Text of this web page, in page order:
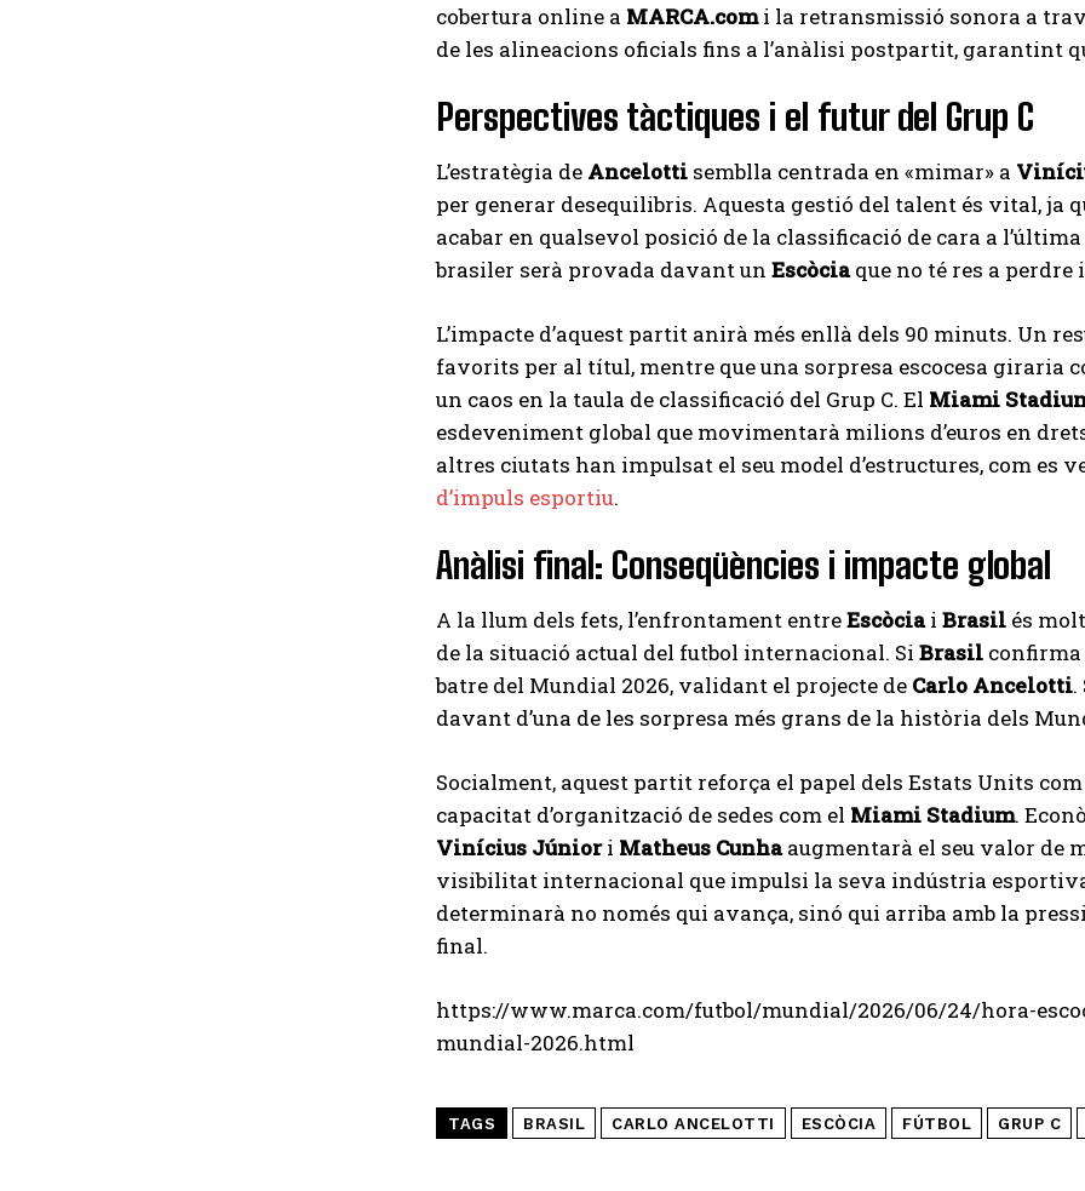
cobertura online a MARCA.comi la retransmissió sonora a
de les alineacions oficials fins a l’anàlisi postpartit, garantint
Perspectives tàctiques i el futur del Grup C
L’estratègia de Ancelotti semblla centrada en «mimar» a
per generar desequilibris. Aquesta gestió del talent és vital, ja
acabar en qualsevol posició de la classificació de cara a
brasiler serà provada davant un Escòciaque no té res a perdre
L’impacte d’aquest partit anirà més enllà dels 90 minuts. Un
favorits per al títul, mentre que una sorpresa escocesa
un caos en la taula de classificació del Grup C. El Miami
esdeveniment global que movimentarà milions d’euros en
altres ciutats han impulsat el seu model d’estructures, com es
d’impuls esportiu.
Anàlisi final: Conseqüències i impacte global
A la llum dels fets, l’enfrontament entreEscòciai Brasil és
de la situació actual del futbol internacional. Si Brasil confirma
batre del Mundial 2026, validant el projecte de Carlo Ancelotti.
davant d’una de les sorpresa més grans de la història dels
Socialment, aquest partit reforça el papel dels Estats Units
capacitat d’organització de sedes com el Miami Stadium.
Vinícius Júniori Matheus Cunhaaugmentarà el seu valor de
visibilitat internacional que impulsi la seva indústria
determinarà no només qui avança, sinó qui arriba amb la
final.
https://www.marca.com/futbol/mundial/2026/06/24/hora-
mundial-2026.html
TAGS BRASIL CARLO ANCELOTTI ESCÒCIA FÚTBOL GRUP C